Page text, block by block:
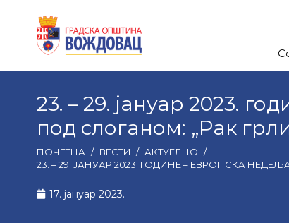
23. – 29. јануар 2023.
под слоганом: „Рак
ПОЧЕТНА / ВЕСТИ / АКТУЕЛНО /
23. – 29. ЈАНУАР 2023. ГОДИНЕ – ЕВРОПСКА
17. јануар 2023.